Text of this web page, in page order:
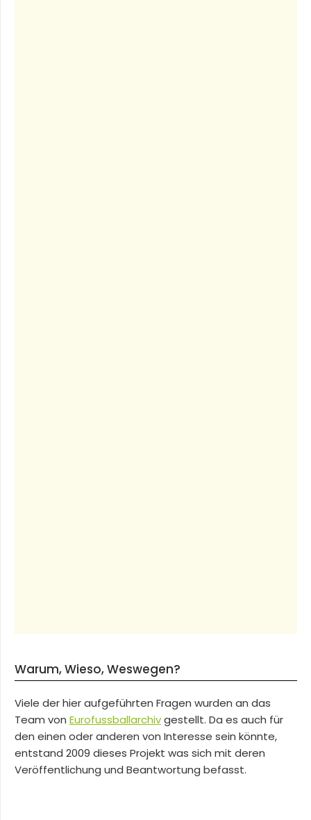
Warum, Wieso, Weswegen?
Viele der hier aufgeführten Fragen wurden an das
Team von Eurofussballarchivgestellt. Da es auch für
den einen oder anderen von Interesse sein könnte,
entstand 2009 dieses Projekt was sich mit deren
Veröffentlichung und Beantwortung befasst.